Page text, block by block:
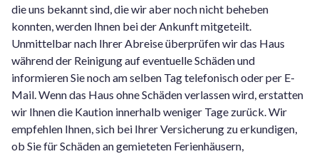
die uns bekannt sind, die wir aber noch nicht beheben
konnten, werden Ihnen bei der Ankunft mitgeteilt.
Unmittelbar nach Ihrer Abreise überprüfen wir das Haus
während der Reinigung auf eventuelle Schäden und
informieren Sie noch am selben Tag telefonisch oder per E-
Mail. Wenn das Haus ohne Schäden verlassen wird, erstatten
wir Ihnen die Kaution innerhalb weniger Tage zurück. Wir
empfehlen Ihnen, sich bei Ihrer Versicherung zu erkundigen,
ob Sie für Schäden an gemieteten Ferienhäusern,